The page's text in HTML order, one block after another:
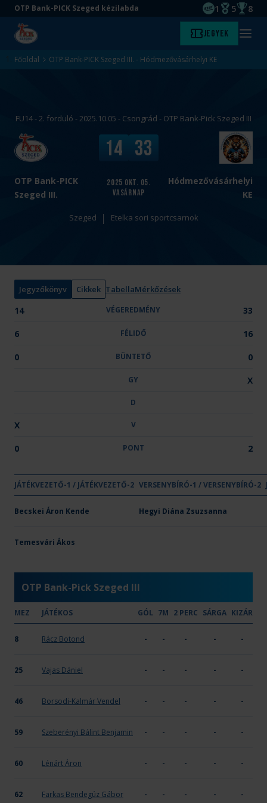
Ugrás
tartalomra
Ugrás
aljára
OTP Bank-PICK Szeged kézilabda
EHF
1
Magyar
5 8
Kezdőlap Jegyek Menü
Főoldal OTP Bank-PICK Szeged III. - Hódmezővásárhelyi KE
FU14 - 2. forduló - 2025.10.05 - Csongrád - OTP Bank-Pick Szeged III
OTP Bank-PICK
Szeged III.
v
s
.
Hódmezővásárhelyi
KE
2025 okt. 05.
vasárnap
V
é
e
r
e
é
y
:
14 33
Szeged Etelka sori sportcsarnok
Jegyzőkönyv Cikkek TabellaMérkőzések
14 VÉGEREDMÉNY 33
6 FÉLIDŐ 16
0 BÜNTETŐ 0
GY X
D
X V
0 PONT 2
Csapat neve
VÉGEREDMÉNY FÉLIDŐ BÜNTETŐ GY D
OTP Bank-PICK Szeged III. 14 6 -
Hódmezővásárhelyi KE
JÁTÉKVEZETŐ-1 / JÁTÉKVEZETŐ-2 VERSENYBÍRÓ-1 / VERSENYBÍRÓ-2
Becskei Áron Kende Hegyi Diána Zsuzsanna
Temesvári Ákos
OTP Bank-Pick Szeged III
MEZ JÁTÉKOS GÓL 7M 2 PERC SÁRGA KIZÁR
8 Rácz Botond - - - - -
25 Vajas Dániel - - - - -
46 Borsodi-Kalmár Vendel - - - - -
59 Szeberényi Bálint Benjamin - - - - -
60 Lénárt Áron - - - - -
62 Farkas Bendegúz Gábor - - - - -